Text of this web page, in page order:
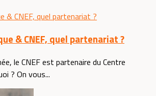
& CNEF, quel partenariat ?
le CNEF est partenaire du Centre
? On vous...